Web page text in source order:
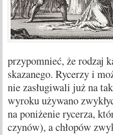
przypomnieć, że rodzaj
skazanego. Rycerzy i
nie zasługiwali już na
wyroku używano
na poniżenie rycerza,
czynów), a chłopów